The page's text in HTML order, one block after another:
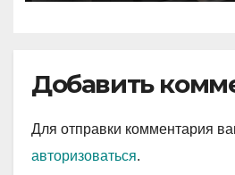
Добавить
Для отправки комментария
авторизоваться.